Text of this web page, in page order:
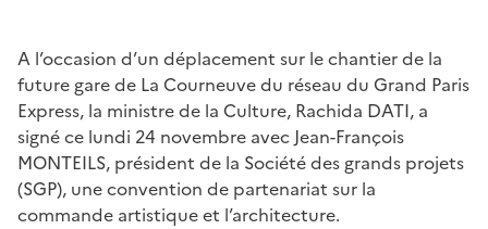
A l’occasion d’un déplacement sur le chantier de la
future gare de La Courneuve du réseau du Grand Paris
Express, la ministre de la Culture, Rachida DATI, a
signé ce lundi 24 novembre avec Jean-François
MONTEILS, président de la Société des grands projets
(SGP), une convention de partenariat sur la
commande artistique et l’architecture.